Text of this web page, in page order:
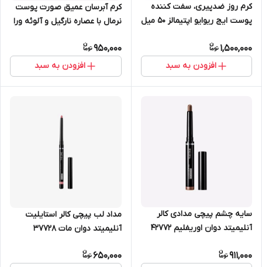
کرم روز ضدپیری، سفت کننده
پوست ایج ریوایو اپتیمالز 50 میل
1,500,000
افزودن به سبد
کرم آبرسان عمیق صورت پوست
نرمال با عصاره نارگیل و آلوئه ورا
950,000
افزودن به سبد
سایه چشم پیچی مدادی کالر
آنلیمیتد دوان اوریفلیم 42772
911,000
مداد لب پیچی کالر استایلیت
آنلیمیتد دوان مات 37728
650,000